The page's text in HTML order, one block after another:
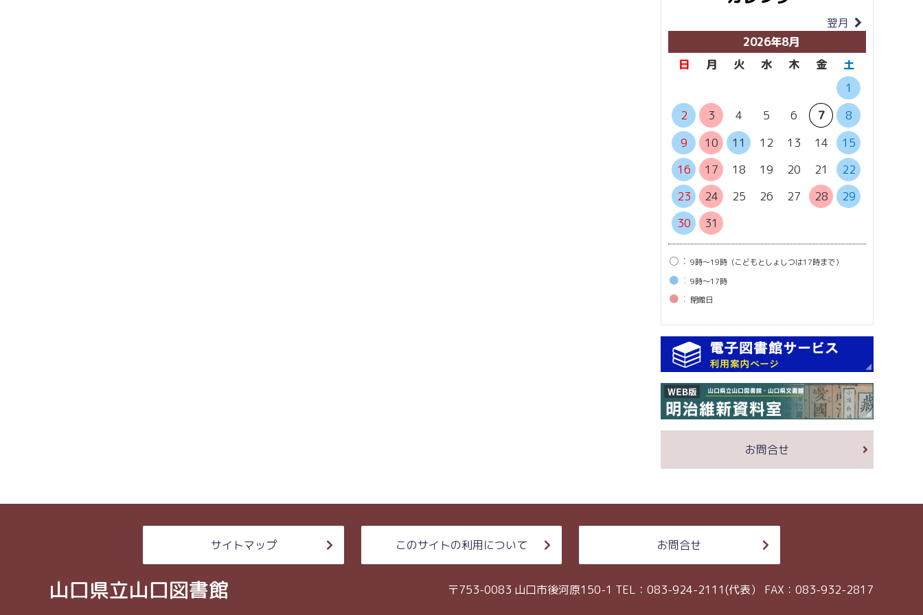
翌月
2026年8月
日
月 火 水 木 金
土
1
2
3 4 5 6 7
8
9
10 11 12 13 14
15
16
17 18 19 20 21
22
23
24 25 26 27 28
29
30
31
○： 9時〜19時（こどもとしょしつは17時まで）
●： 9時〜17時
●： 閉館⽇
お問合せ
サイトマップ このサイトの利用について お問合せ
山口県立山口図書館 〒753-0083 山口市後河原150-1 TEL：083-924-2111(代表） FAX：083-932-2817